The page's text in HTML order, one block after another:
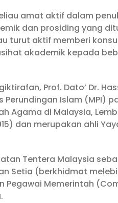
amat aktif dalam
dan prosiding yang
turut aktif memberi
akademik kepada
Prof. Dato’ Dr.
Islam (MPI)
Agama di Malaysia,
dan merupakan ahli
Tentera Malaysia
Setia (berkhidmat
Pegawai Memerintah